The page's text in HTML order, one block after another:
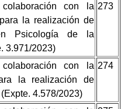
con la
la realización de
Psicología de la
3.971/2023)
273
con la
la realización de
4.578/2023)
274